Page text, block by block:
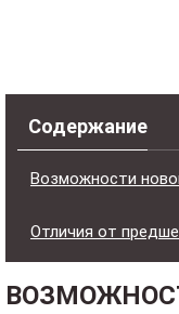
Содержание
Возможности
Отличия от